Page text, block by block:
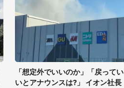
「想定外でいいのか」「戻ってい
いとアナウンスは?」 イオン社長